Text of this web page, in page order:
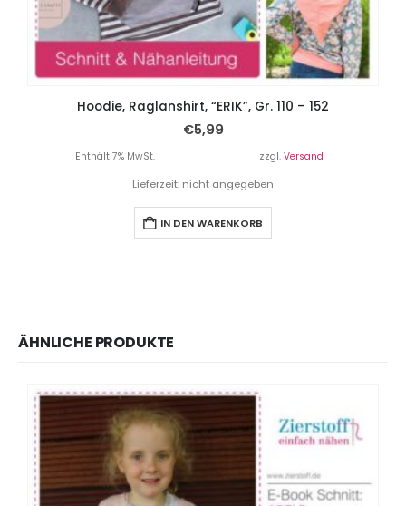
Hoodie, Raglanshirt, “ERIK”, Gr. 110 – 152
€5,99
Enthält 7% MwSt. zzgl. Versand
Lieferzeit: nicht angegeben
IN DEN WARENKORB
ÄHNLICHE PRODUKTE